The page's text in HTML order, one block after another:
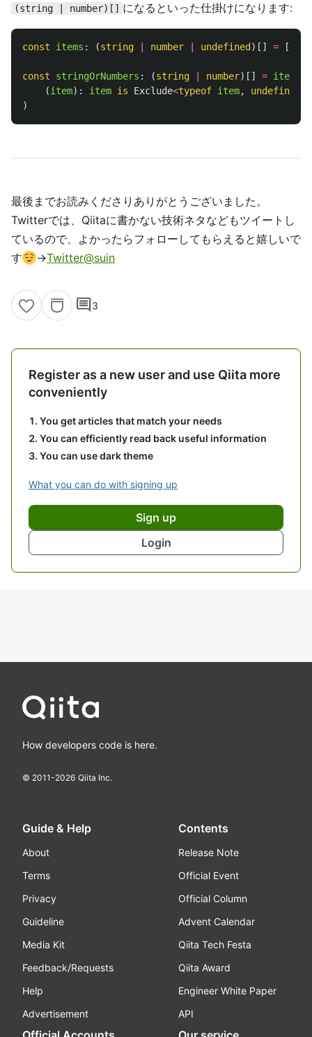
(string | number)[] になるといった仕掛けになります:
const items : (string number undefined )[] = [
const stringOrNumbers : (string number)[] = items
(item): item is Exclude<typeof item, undefined
)
最後までお読みくださりありがとうございました。
Twitterでは、Qiitaに書かない技術ネタなどもツイートし
ているので、よかったらフォローしてもらえると嬉しいで
す
→Twitter@suin
comment3
Register as a new user and use Qiita more
conveniently
You get articles that match your needs
You can efficiently read back useful information
You can use dark theme
What you can do with signing up
Sign up
Login
How developers code is here.
© 2011-2026 Qiita Inc.
Guide & Help
About
Terms
Privacy
Guideline
Media Kit
Feedback/Requests
Help
Advertisement
Contents
Release Note
Official Event
Official Column
Advent Calendar
Qiita Tech Festa
Qiita Award
Engineer White Paper
API